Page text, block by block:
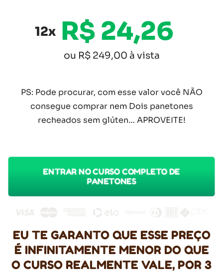
12x R$ 24,26
ou R$ 249,00 à vista
PS: Pode procurar, com esse valor você NÃO
consegue comprar nem Dois panetones
recheados sem glúten… APROVEITE!
ENTRAR NO CURSO COMPLETO DE
PANETONES
EU TE GARANTO QUE ESSE PREÇO
É INFINITAMENTE MENOR DO QUE
O CURSO REALMENTE VALE, POR 3